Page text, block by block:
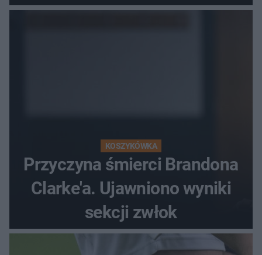
popłochu
KOSZYKÓWKA
Przyczyna śmierci Brandona
Clarke'a. Ujawniono wyniki
sekcji zwłok